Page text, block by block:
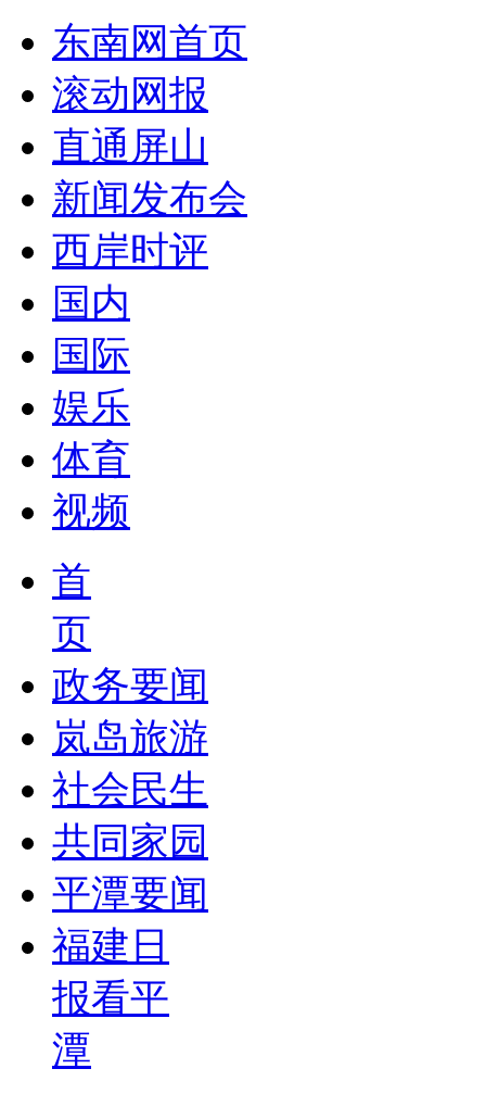
东南网首页
滚动网报
直通屏山
新闻发布会
西岸时评
国内
国际
娱乐
体育
视频
首
页
政务要闻
岚岛旅游
社会民生
共同家园
平潭要闻
福建日
报看平
潭